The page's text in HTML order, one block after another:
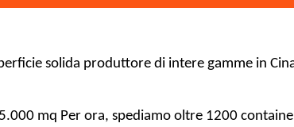
solida produttore di intere gamme in
mq Per ora, spediamo oltre 1200